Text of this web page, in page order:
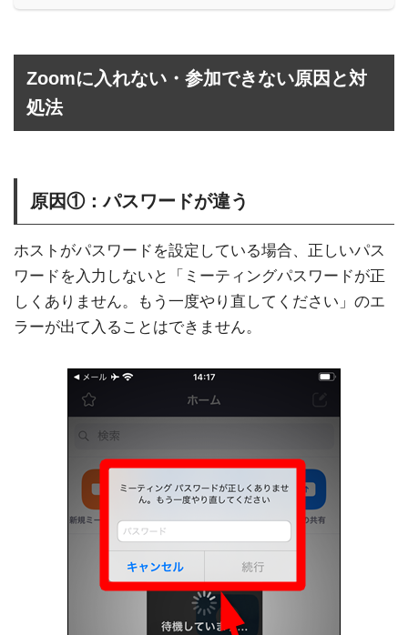
Zoomに入れない・参加できない原因と対
処法
原因①：パスワードが違う
ホストがパスワードを設定している場合、正しいパス
ワードを入力しないと「ミーティングパスワードが正
しくありません。もう一度やり直してください」のエ
ラーが出て入ることはできません。